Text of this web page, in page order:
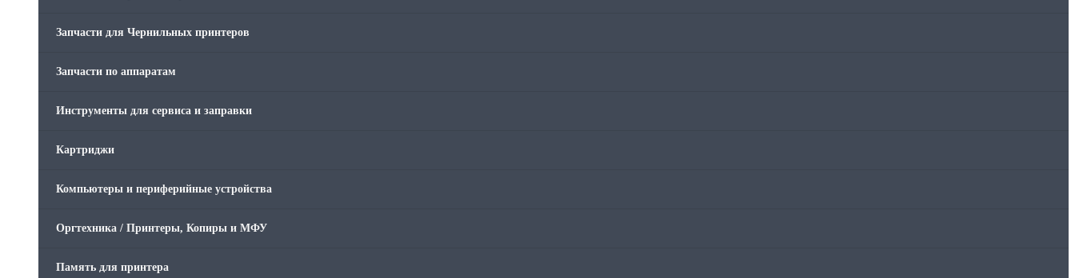
Запчасти для Чернильных принтеров
Запчасти по аппаратам
Инструменты для сервиса и заправки
Картриджи
Компьютеры и периферийные устройства
Оргтехника / Принтеры, Копиры и МФУ
Память для принтера